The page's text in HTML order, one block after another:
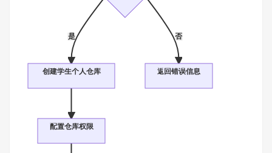
是 否
创建学生个人仓库 返回错误信息
配置仓库权限